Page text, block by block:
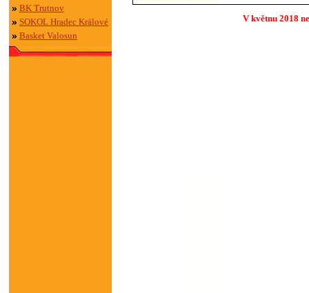
BK Trutnov
SOKOL Hradec Králové
Basket Valosun
V květnu 2018